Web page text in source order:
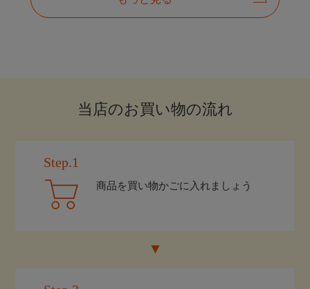
当店のお買い物の流れ
Step.1
商品を買い物かごに入れましょう